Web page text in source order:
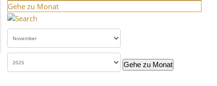
Gehe zu Monat
Gehe zu Monat